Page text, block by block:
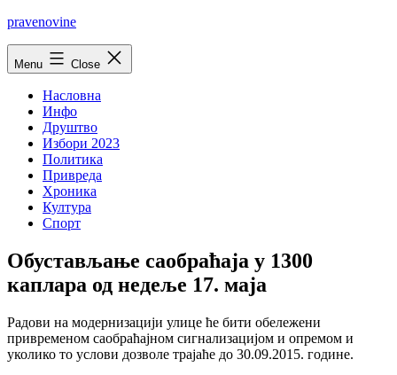
Skip
pravenovine
Menu Close
Насловна
Инфо
Друштво
Избори 2023
Политика
Привреда
Хроника
Култура
Спорт
Обустављање саобраћаjа у 1300
каплара од недеље 17. маjа
Радови на модернизациjи улице ће бити обележени
привременом саобраћаjном сигнализациjом и опремом и
уколико то услови дозволе траjаће до 30.09.2015. године.